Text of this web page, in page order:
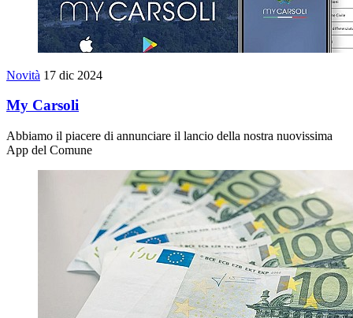
Novità 17 dic 2024
My Carsoli
Abbiamo il piacere di annunciare il lancio della nostra nuovissima
App del Comune